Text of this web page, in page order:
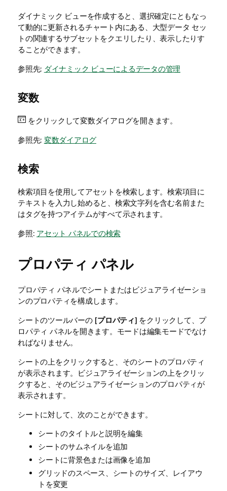
ダイナミック ビューを作成すると、選択確定にともなっ
て動的に更新されるチャート内にある、大型データ セッ
トの関連するサブセットをクエリしたり、表示したりす
ることができます。
参照先: ダイナミック ビューによるデータの管理
変数
をクリックして変数ダイアログを開きます。
参照先: 変数ダイアログ
検索
検索項目を使用してアセットを検索します。検索項目に
テキストを入力し始めると、検索文字列を含む名前また
はタグを持つアイテムがすべて示されます。
参照: アセット パネルでの検索
プロパティ パネル
プロパティ パネルでシートまたはビジュアライゼーショ
ンのプロパティを構成します。
シートのツールバーの [プロパティ] をクリックして、プ
ロパティ パネルを開きます。モードは編集モードでなけ
ればなりません。
シートの上をクリックすると、そのシートのプロパティ
が表示されます。ビジュアライゼーションの上をクリッ
クすると、そのビジュアライゼーションのプロパティが
表示されます。
シートに対して、次のことができます。
シートのタイトルと説明を編集
シートのサムネイルを追加
シートに背景色または画像を追加
グリッドのスペース、シートのサイズ、レイアウ
トを変更